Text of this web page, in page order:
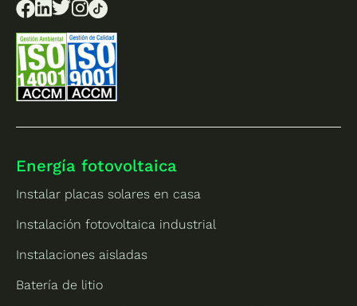
Energía fotovoltaica
Instalar placas solares en casa
Instalación fotovoltaica industrial
Instalaciones aisladas
Batería de litio